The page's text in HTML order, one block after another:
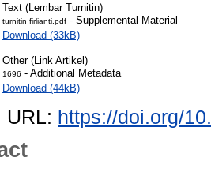
Text (Lembar Turnitin)
turnitin firlianti.pdf - Supplemental Material
Download (33kB)
Other (Link Artikel)
1696 - Additional Metadata
Download (44kB)
URL: https://doi.org/